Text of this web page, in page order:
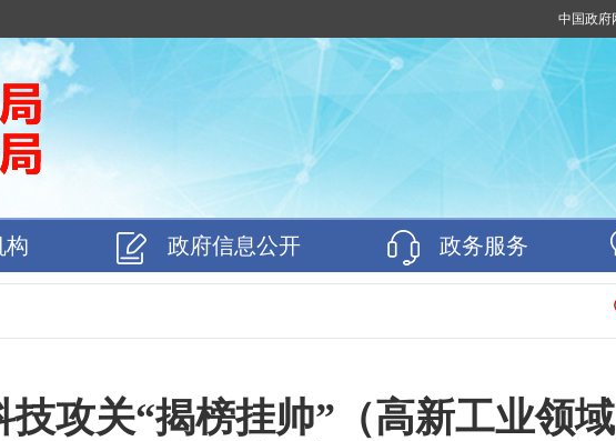
中国政府
构 政府信息公开 政务服务
技攻关“揭榜挂帅”（高新工业领